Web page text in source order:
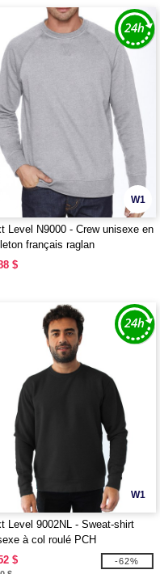
W1
Level N9000 - Crew unisexe en
français raglan
$
W1
Level 9002NL - Sweat-shirt
à col roulé PCH
$
-62%